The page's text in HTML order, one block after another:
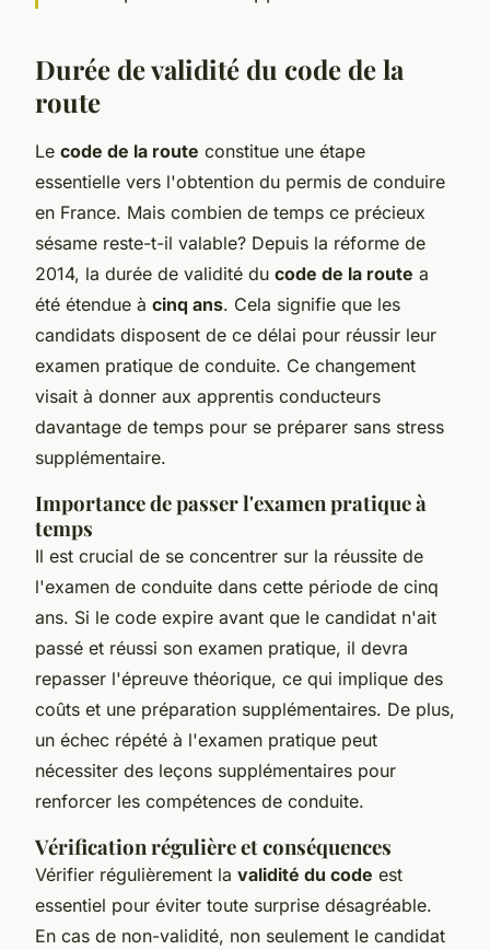
Durée de validité du code de la
route
Le code de la route constitue une étape
essentielle vers l'obtention du permis de conduire
en France. Mais combien de temps ce précieux
sésame reste-t-il valable? Depuis la réforme de
2014, la durée de validité du code de la route a
été étendue à cinq ans. Cela signifie que les
candidats disposent de ce délai pour réussir leur
examen pratique de conduite. Ce changement
visait à donner aux apprentis conducteurs
davantage de temps pour se préparer sans stress
supplémentaire.
Importance de passer l'examen pratique à
temps
Il est crucial de se concentrer sur la réussite de
l'examen de conduite dans cette période de cinq
ans. Si le code expire avant que le candidat n'ait
passé et réussi son examen pratique, il devra
repasser l'épreuve théorique, ce qui implique des
coûts et une préparation supplémentaires. De plus,
un échec répété à l'examen pratique peut
nécessiter des leçons supplémentaires pour
renforcer les compétences de conduite.
Vérification régulière et conséquences
Vérifier régulièrement la validité du code est
essentiel pour éviter toute surprise désagréable.
En cas de non-validité, non seulement le candidat